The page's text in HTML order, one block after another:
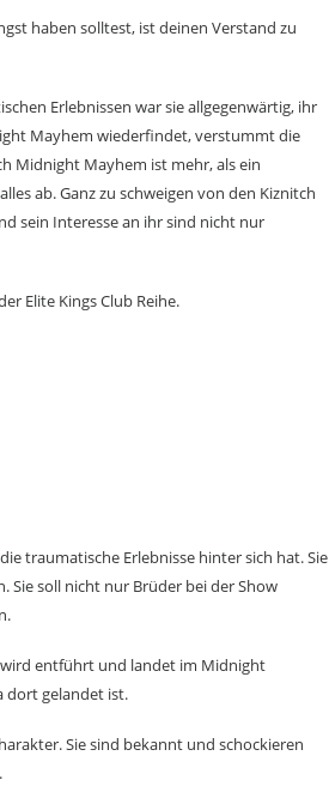
haben solltest, ist deinen Verstand zu
Erlebnissen war sie allgegenwärtig, ihr
Mayhem wiederfindet, verstummt die
Midnight Mayhem ist mehr, als ein
ab. Ganz zu schweigen von den Kiznitch
sein Interesse an ihr sind nicht nur
Elite Kings Club Reihe.
traumatische Erlebnisse hinter sich hat. Sie
soll nicht nur Brüder bei der Show
wird entführt und landet im Midnight
dort gelandet ist.
Sie sind bekannt und schockieren